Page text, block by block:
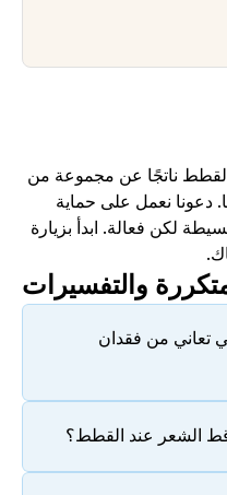
والتفسيرات
الشعر عند القطط؟